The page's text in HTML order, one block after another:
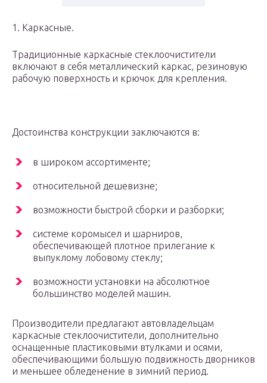
1. Каркасные.
Традиционные каркасные стеклоочистители
включают в себя металлический каркас, резиновую
рабочую поверхность и крючок для крепления.
Достоинства конструкции заключаются в:
в широком ассортименте;
относительной дешевизне;
возможности быстрой сборки и разборки;
системе коромысел и шарниров,
обеспечивающей плотное прилегание к
выпуклому лобовому стеклу;
возможности установки на абсолютное
большинство моделей машин.
Производители предлагают автовладельцам
каркасные стеклоочистители, дополнительно
оснащенные пластиковыми втулками и осями,
обеспечивающими большую подвижность дворников
и меньшее обледенение в зимний период.